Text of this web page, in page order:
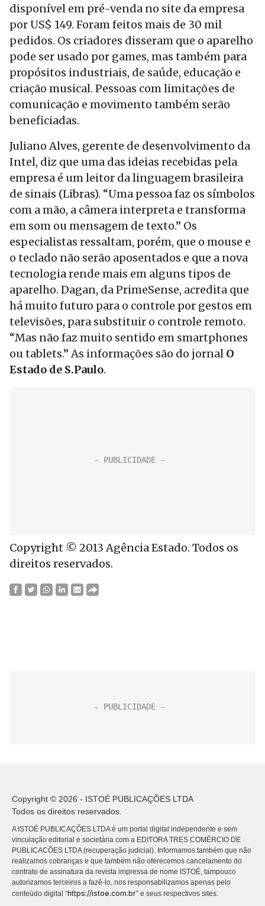
disponível em pré-venda no site da empresa
por US$ 149. Foram feitos mais de 30 mil
pedidos. Os criadores disseram que o aparelho
pode ser usado por games, mas também para
propósitos industriais, de saúde, educação e
criação musical. Pessoas com limitações de
comunicação e movimento também serão
beneficiadas.
Juliano Alves, gerente de desenvolvimento da
Intel, diz que uma das ideias recebidas pela
empresa é um leitor da linguagem brasileira
de sinais (Libras). “Uma pessoa faz os símbolos
com a mão, a câmera interpreta e transforma
em som ou mensagem de texto.” Os
especialistas ressaltam, porém, que o mouse e
o teclado não serão aposentados e que a nova
tecnologia rende mais em alguns tipos de
aparelho. Dagan, da PrimeSense, acredita que
há muito futuro para o controle por gestos em
televisões, para substituir o controle remoto.
“Mas não faz muito sentido em smartphones
ou tablets.” As informações são do jornal O
Estado de S.Paulo.
Copyright © 2013 Agência Estado. Todos os
direitos reservados.
Copyright © 2026 - ISTOÉ PUBLICAÇÕES LTDA
Todos os direitos reservados.
A ISTOÉ PUBLICAÇÕES LTDA é um portal digital independente e sem
vinculação editorial e societária com a EDITORA TRES COMÉRCIO DE
PUBLICACÕES LTDA (recuperação judicial). Informamos também que não
realizamos cobranças e que também não oferecemos cancelamento do
contrato de assinatura da revista impressa de nome ISTOÉ, tampouco
autorizamos terceiros a fazê-lo, nos responsabilizamos apenas pelo
conteúdo digital “https://istoe.com.br” e seus respectivos sites.